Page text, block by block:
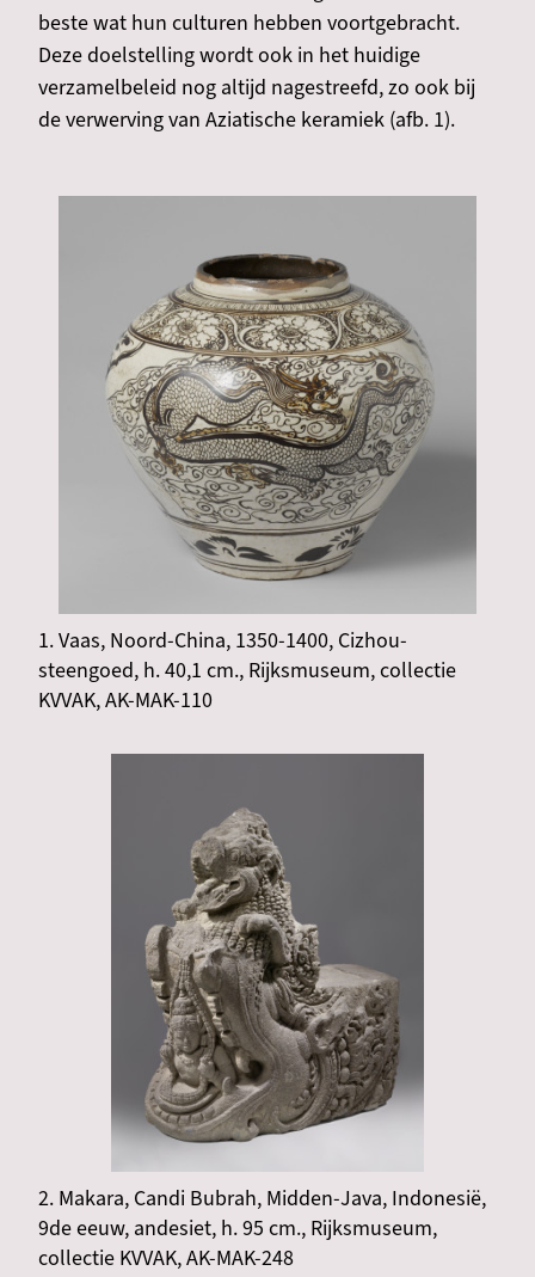
beste wat hun culturen hebben voortgebracht.
Deze doelstelling wordt ook in het huidige
verzamelbeleid nog altijd nagestreefd, zo ook bij
de verwerving van Aziatische keramiek (afb. 1).
1. Vaas, Noord-China, 1350-1400, Cizhou-
steengoed, h. 40,1 cm., Rijksmuseum, collectie
KVVAK, AK-MAK-110
2. Makara, Candi Bubrah, Midden-Java, Indonesië,
9de eeuw, andesiet, h. 95 cm., Rijksmuseum,
collectie KVVAK, AK-MAK-248